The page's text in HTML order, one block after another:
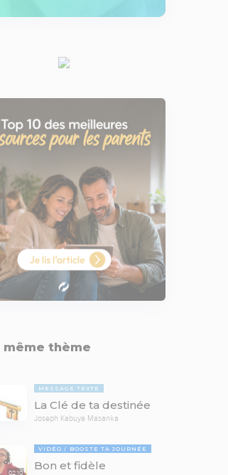
même thème
MESSAGE TEXTE
La Clé de ta destinée
Joseph Kabuya Masanka
02:10
VIDÉO BOOSTE TA JOURNÉE
Bon et fidèle